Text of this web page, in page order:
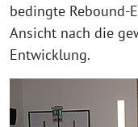
bedingte Rebound-
Ansicht nach die
Entwicklung.